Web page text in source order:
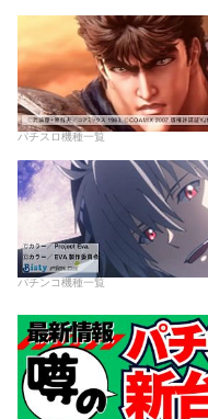
パチスロ機種一覧
パチンコ機種一覧